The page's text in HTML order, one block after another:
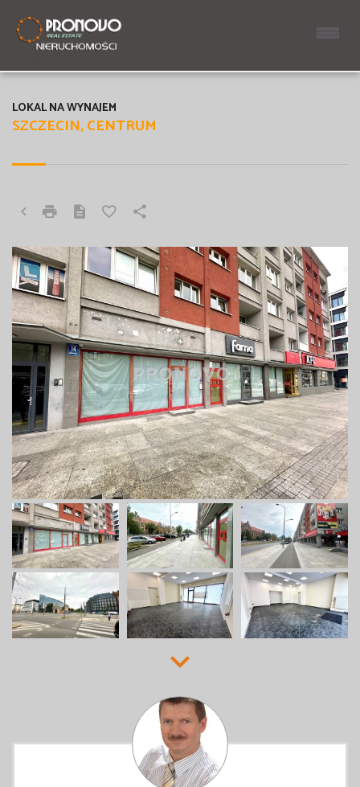
SZCZECIN, CENTRUM
LOKAL NA WYNAJEM